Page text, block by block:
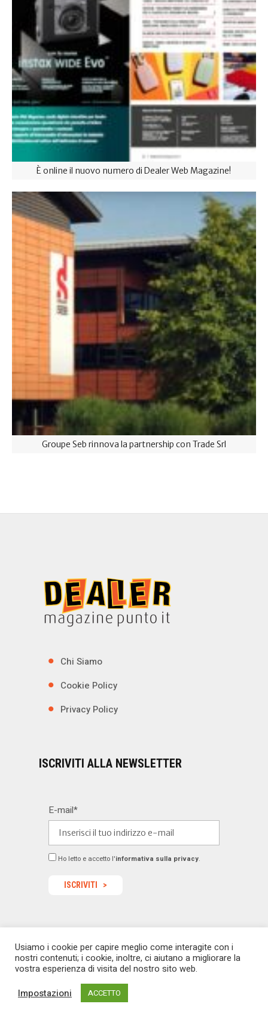
È online il nuovo numero di Dealer Web Magazine!
Groupe Seb rinnova la partnership con Trade Srl
Chi Siamo
Cookie Policy
Privacy Policy
ISCRIVITI ALLA NEWSLETTER
E-mail*
Ho letto e accetto l'informativa sulla privacy.
© 2022 Dealermagazine.it - Tutti i diritti riservati -
redazione@dealermagazine.itsito realizzato da
Usiamo i cookie per capire meglio come interagite con i
nostri contenuti; i cookie, inoltre, ci aiutano a migliorare la
vostra esperienza di visita del nostro sito web.
Impostazioni ACCETTO